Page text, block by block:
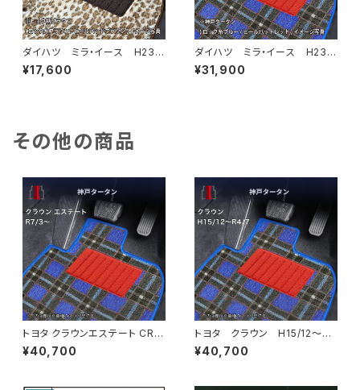
ダイハツ ミラ・イース H23/
9〜 LA300系 フロアマット
一式 カーマット スペシャルタ
¥17,600
ダイハツ ミラ・イース H23/
9〜 LA300系 フロアマット
一式 カーマット 神戸タータ
¥31,900
その他の商品
トヨタ クラウンエステート CRO
WN_ESTATE R7/3〜 AZSH3
8W・AZSH39W フロアマット
¥40,700
トヨタ クラウン H15/12〜R
4/7 180・200・210・220系
フロアマット一式 カーマット
¥40,700